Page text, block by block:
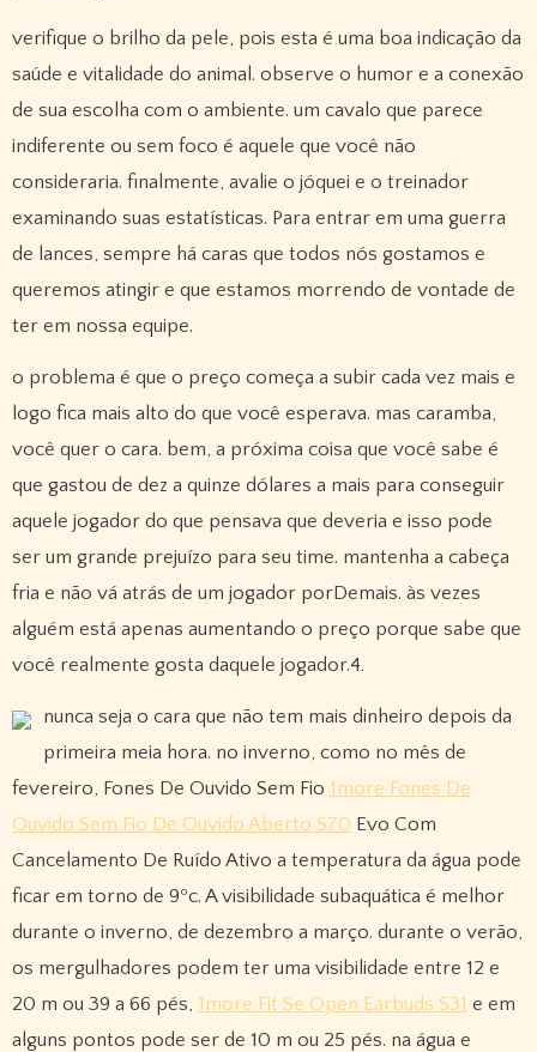
verifique o brilho da pele, pois esta é uma boa indicação da
saúde e vitalidade do animal. observe o humor e a conexão
de sua escolha com o ambiente. um cavalo que parece
indiferente ou sem foco é aquele que você não
consideraria. finalmente, avalie o jóquei e o treinador
examinando suas estatísticas. Para entrar em uma guerra
de lances, sempre há caras que todos nós gostamos e
queremos atingir e que estamos morrendo de vontade de
ter em nossa equipe.
o problema é que o preço começa a subir cada vez mais e
logo fica mais alto do que você esperava. mas caramba,
você quer o cara. bem, a próxima coisa que você sabe é
que gastou de dez a quinze dólares a mais para conseguir
aquele jogador do que pensava que deveria e isso pode
ser um grande prejuízo para seu time. mantenha a cabeça
fria e não vá atrás de um jogador porDemais. às vezes
alguém está apenas aumentando o preço porque sabe que
você realmente gosta daquele jogador.4.
nunca seja o cara que não tem mais dinheiro depois da
primeira meia hora. no inverno, como no mês de
fevereiro, Fones De Ouvido Sem Fio 1more Fones De
Ouvido Sem Fio De Ouvido Aberto S70 Evo Com
Cancelamento De Ruído Ativo a temperatura da água pode
ficar em torno de 9ºc. A visibilidade subaquática é melhor
durante o inverno, de dezembro a março. durante o verão,
os mergulhadores podem ter uma visibilidade entre 12 e
20 m ou 39 a 66 pés, 1more Fit Se Open Earbuds S31 e em
alguns pontos pode ser de 10 m ou 25 pés. na água e